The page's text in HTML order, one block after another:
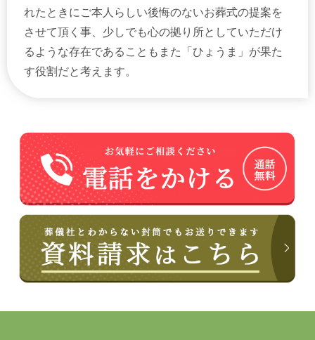
れたときにご本人らしい後悔のないお葬式の提案を
させて頂く事、少しでも心の拠り所としていただけ
るような存在であることもまた「ひょうま」が果た
す役割だと考えます。